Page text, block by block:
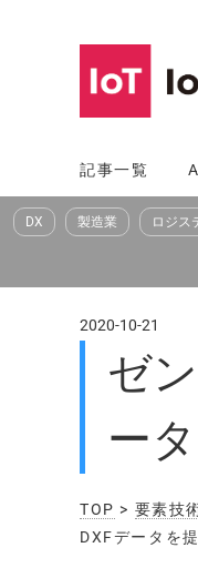
へ
ス
記事一覧
DX 製造業 ロジス
2020-10-21
ゼ
ー
TOP > 要素技
DXFデータを